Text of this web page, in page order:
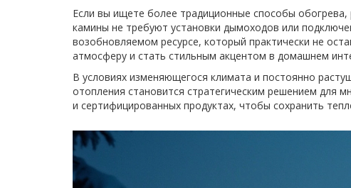
Если вы ищете более традиционные способы
камины не требуют установки дымоходов или
возобновляемом ресурсе, который практически не
атмосферу и стать стильным акцентом в домашнем
В условиях изменяющегося климата и постоянно
отопления становится стратегическим решением для
и сертифицированных продуктах, чтобы сохранить